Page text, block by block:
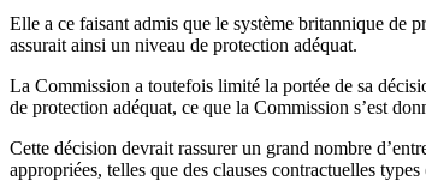
Elle a ce faisant admis que le système britannique de
assurait ainsi un niveau de protection adéquat.
La Commission a toutefois limité la portée de sa
de protection adéquat, ce que la Commission s’est
Cette décision devrait rassurer un grand nombre
appropriées, telles que des clauses contractuelles